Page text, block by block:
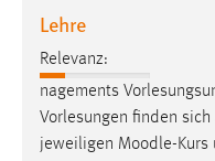
Lehre
Relevanz:
nagements
Vorlesungen finden
jeweiligen Moodle-Kurs